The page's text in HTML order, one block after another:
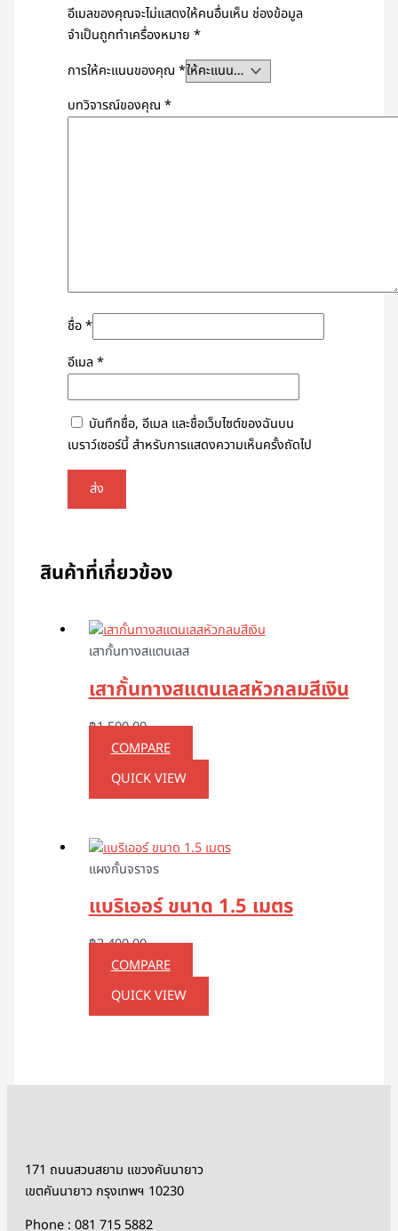
อีเมลของคุณจะไม่แสดงให้คนอื่นเห็น ช่องข้อมูล
จำเป็นถูกทำเครื่องหมาย*
การให้คะแนนของคุณ*
บทวิจารณ์ของคุณ*
ชื่อ*
อีเมล*
บันทึกชื่อ, อีเมล และชื่อเว็บไซต์ของฉันบน
เบราว์เซอร์นี้ สำหรับการแสดงความเห็นครั้งถัดไป
สินค้าที่เกี่ยวข้อง
เสากั้นทางสแตนเลส
เสากั้นทางสแตนเลสหัวกลมสีเงิน
฿1,500.00
COMPARE
QUICK VIEW
แผงกั้นจราจร
แบริเออร์ ขนาด 1.5 เมตร
฿2,400.00
COMPARE
QUICK VIEW
171 ถนนสวนสยาม แขวงคันนายาว
เขตคันนายาว กรุงเทพฯ 10230
Phone : 081 715 5882